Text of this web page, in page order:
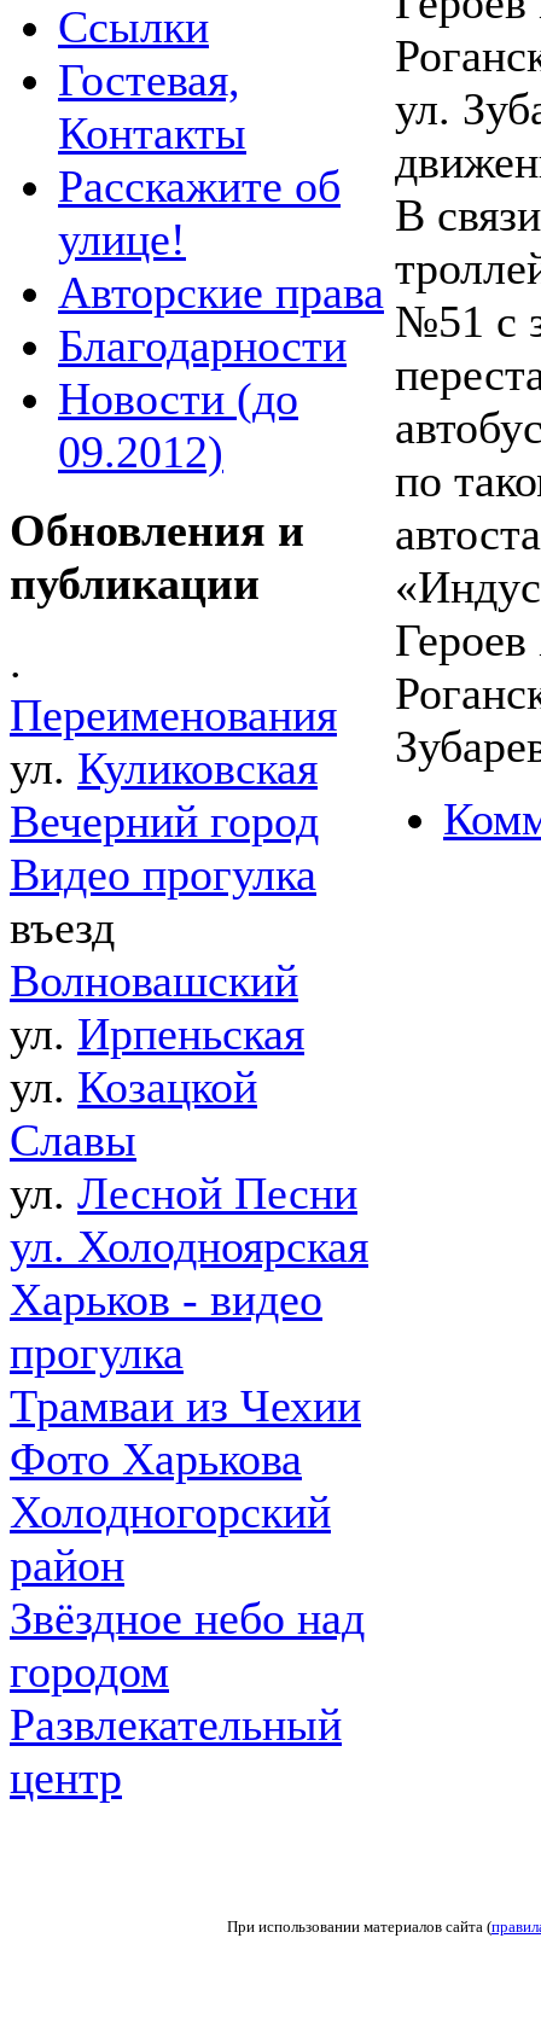
Ссылки
Гостевая,
Контакты
Расскажите об
улице!
Авторские права
Благодарности
Новости (до
09.2012)
Обновления и
публикации
.
Переименования
ул. Куликовская
Вечерний город
Видео прогулка
въезд
Волновашский
ул. Ирпеньская
ул. Козацкой
Славы
ул. Лесной Песни
ул. Холодноярская
Харьков - видео
прогулка
Трамваи из Чехии
Фото Харькова
Холодногорский
район
Звёздное небо над
городом
Развлекательный
центр
ул.
В
№51 с
по
При использовании материалов сайта (